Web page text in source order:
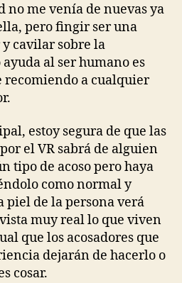
no me venía de nuevas ya
pero fingir ser una
cavilar sobre la
al ser humano es
recomiendo a cualquier
estoy segura de que las
el VR sabrá de alguien
tipo de acoso pero haya
como normal y
piel de la persona verá
muy real lo que viven
que los acosadores que
dejarán de hacerlo o
cosar.